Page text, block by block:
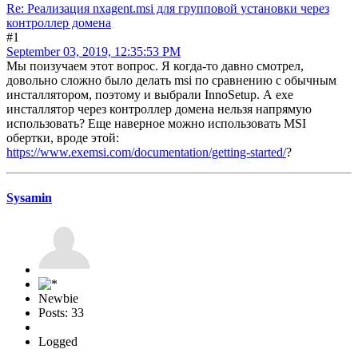
Re: Реализация nxagent.msi для групповой установки через
контроллер домена
#1
September 03, 2019, 12:35:53 PM
Мы поизучаем этот вопрос. Я когда-то давно смотрел,
довольно сложно было делать msi по сравнению с обычным
инсталлятором, поэтому и выбрали InnoSetup. А exe
инсталлятор через контроллер домена нельзя напрямую
использовать? Еще наверное можно использовать MSI
обертки, вроде этой:
https://www.exemsi.com/documentation/getting-started/?
Sysamin
Newbie
Posts: 33
Logged